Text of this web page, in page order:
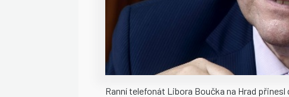
Ranní telefonát Libora Boučka na Hrad